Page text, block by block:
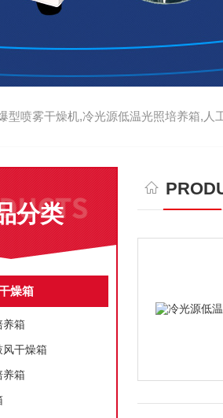
型喷雾干燥机,冷光源低温光照培养箱,人
分类
燥箱
养箱
风干燥箱
养箱